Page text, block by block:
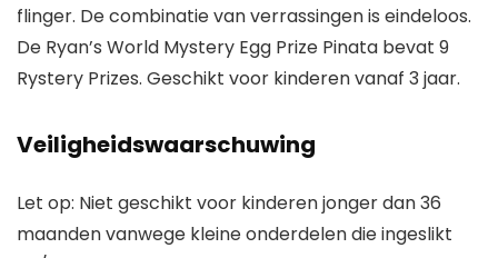
flinger. De combinatie van verrassingen is eindeloos.
De Ryan’s World Mystery Egg Prize Pinata bevat 9
Rystery Prizes. Geschikt voor kinderen vanaf 3 jaar.
Veiligheidswaarschuwing
Let op: Niet geschikt voor kinderen jonger dan 36
maanden vanwege kleine onderdelen die ingeslikt